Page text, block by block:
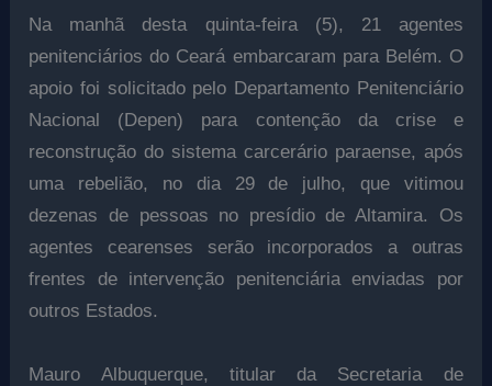
Na manhã desta quinta-feira (5), 21 agentes
penitenciários do Ceará embarcaram para Belém. O
apoio foi solicitado pelo Departamento Penitenciário
Nacional (Depen) para contenção da crise e
reconstrução do sistema carcerário paraense, após
uma rebelião, no dia 29 de julho, que vitimou
dezenas de pessoas no presídio de Altamira. Os
agentes cearenses serão incorporados a outras
frentes de intervenção penitenciária enviadas por
outros Estados.
Mauro Albuquerque, titular da Secretaria de